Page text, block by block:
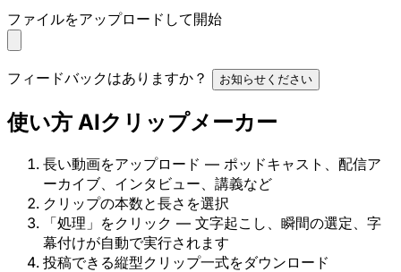
ファイルをアップロードして開始
フィードバックはありますか？ お知らせください
使い方 AIクリップメーカー
長い動画をアップロード — ポッドキャスト、配信ア
ーカイブ、インタビュー、講義など
クリップの本数と長さを選択
「処理」をクリック — 文字起こし、瞬間の選定、字
幕付けが自動で実行されます
投稿できる縦型クリップ一式をダウンロード